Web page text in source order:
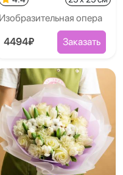
Изобразительная опера
4494₽ Заказать